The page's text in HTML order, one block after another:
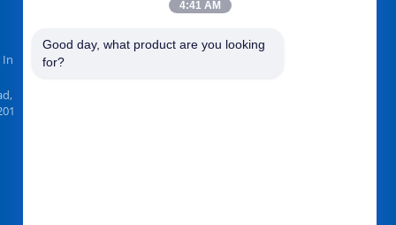
TÌM CHÚNG TÔI TRÊN
4:41 AM
Good day, what product are you looking
for?